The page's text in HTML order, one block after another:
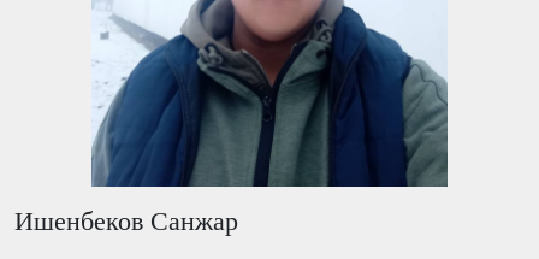
Ишенбеков Санжар